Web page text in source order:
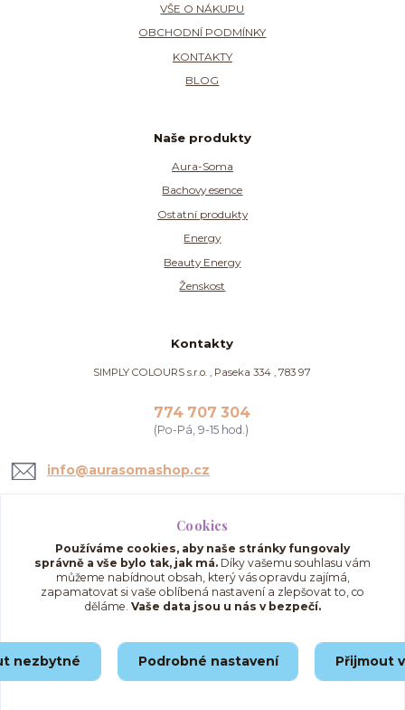
VŠE O NÁKUPU
OBCHODNÍ PODMÍNKY
KONTAKTY
BLOG
Naše produkty
Aura-Soma
Bachovy esence
Ostatní produkty
Energy
Beauty Energy
Ženskost
Kontakty
SIMPLY COLOURS s.r.o. , Paseka 334 , 783 97
774 707 304
(Po-Pá, 9-15 hod.)
info@aurasomashop.cz
Upravit sběr cookies.
© 2025 AuraSomaShop.cz – provozovatel Simply Colours s.r.o., IČO: 02562286, se
sídlem Paseka 334, 783 97, Česká republika.
Cookies
Používáme cookies, aby naše stránky fungovaly
správně a vše bylo tak, jak má. Díky vašemu souhlasu vám
můžeme nabídnout obsah, který vás opravdu zajímá,
zapamatovat si vaše oblíbená nastavení a zlepšovat to, co
děláme. Vaše data jsou u nás v bezpečí.
nezbytné Podrobné nastavení Přijmout